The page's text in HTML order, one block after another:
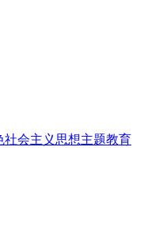
会主义思想主题教育